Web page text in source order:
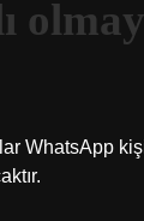
WhatsApp